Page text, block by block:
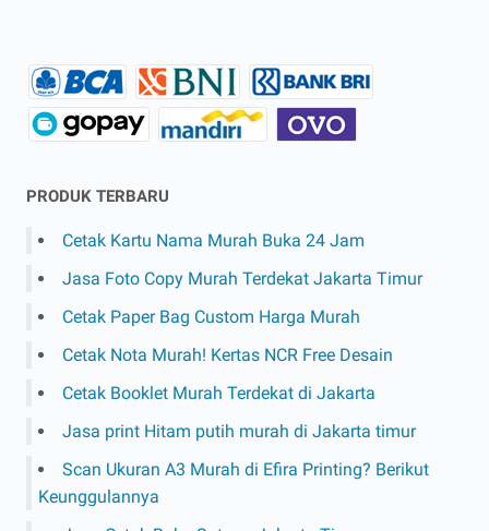
PRODUK TERBARU
Cetak Kartu Nama Murah Buka 24 Jam
Jasa Foto Copy Murah Terdekat Jakarta Timur
Cetak Paper Bag Custom Harga Murah
Cetak Nota Murah! Kertas NCR Free Desain
Cetak Booklet Murah Terdekat di Jakarta
Jasa print Hitam putih murah di Jakarta timur
Scan Ukuran A3 Murah di Efira Printing? Berikut
Keunggulannya